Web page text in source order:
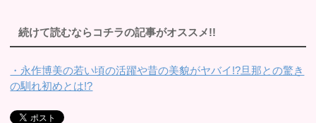
続けて読むならコチラの記事がオススメ!!
・永作博美の若い頃の活躍や昔の美貌がヤバイ!?旦那との驚き
の馴れ初めとは!?